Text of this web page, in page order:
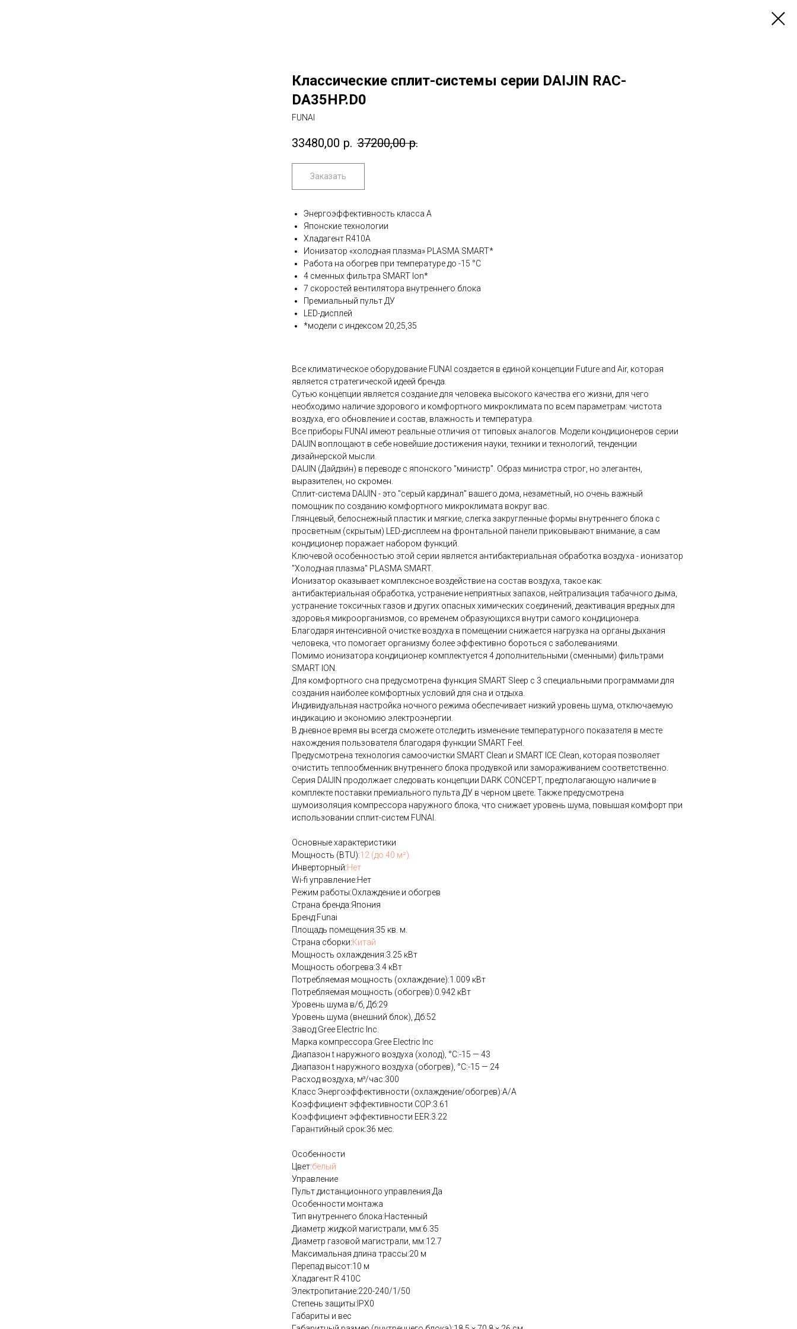
Классические сплит-системы серии DAIJIN RAC-
DA35HP.D0
FUNAI
33480,00 р. 37200,00 р.
Заказать
Энергоэффективность класса А
Японские технологии
Хладагент R410А
Ионизатор «холодная плазма» PLASMA SMART*
Работа на обогрев при температуре до -15 °С
4 сменных фильтра SMART Ion*
7 скоростей вентилятора внутреннего блока
Премиальный пульт ДУ
LED-дисплей
*модели с индексом 20,25,35
Все климатическое оборудование FUNAI создается в единой концепции Future and Air, которая
является стратегической идеей бренда.
Сутью концепции является создание для человека высокого качества его жизни, для чего
необходимо наличие здорового и комфортного микроклимата по всем параметрам: чистота
воздуха, его обновление и состав, влажность и температура.
Все приборы FUNAI имеют реальные отличия от типовых аналогов. Модели кондиционеров серии
DAIJIN воплощают в себе новейшие достижения науки, техники и технологий, тенденции
дизайнерской мысли.
DAIJIN (Дайдзи́н) в переводе с японского "министр". Образ министра строг, но элегантен,
выразителен, но скромен.
Сплит-система DAIJIN - это "серый кардинал" вашего дома, незаметный, но очень важный
помощник по созданию комфортного микроклимата вокруг вас.
Глянцевый, белоснежный пластик и мягкие, слегка закругленные формы внутреннего блока с
просветным (скрытым) LED-дисплеем на фронтальной панели приковывают внимание, а сам
кондиционер поражает набором функций.
Ключевой особенностью этой серии является антибактериальная обработка воздуха - ионизатор
"Холодная плазма" PLASMA SMART.
Ионизатор оказывает комплексное воздействие на состав воздуха, такое как:
антибактериальная обработка, устранение неприятных запахов, нейтрализация табачного дыма,
устранение токсичных газов и других опасных химических соединений, деактивация вредных для
здоровья микроорганизмов, со временем образующихся внутри самого кондиционера.
Благодаря интенсивной очистке воздуха в помещении снижается нагрузка на органы дыхания
человека, что помогает организму более эффективно бороться с заболеваниями.
Помимо ионизатора кондиционер комплектуется 4 дополнительными (сменными) фильтрами
SMART ION.
Для комфортного сна предусмотрена функция SMART Sleep с 3 специальными программами для
создания наиболее комфортных условий для сна и отдыха.
Индивидуальная настройка ночного режима обеспечивает низкий уровень шума, отключаемую
индикацию и экономию электроэнергии.
В дневное время вы всегда сможете отследить изменение температурного показателя в месте
нахождения пользователя благодаря функции SMART Feel.
Предусмотрена технология самоочистки SMART Clean и SMART ICE Clean, которая позволяет
очистить теплообменник внутреннего блока продувкой или замораживанием соответственно.
Серия DAIJIN продолжает следовать концепции DARK CONCEPT, предполагающую наличие в
комплекте поставки премиального пульта ДУ в черном цвете. Также предусмотрена
шумоизоляция компрессора наружного блока, что снижает уровень шума, повышая комфорт при
использовании сплит-систем FUNAI.
Основные характеристики
Мощность (BTU):12 (до 40 м²)
Инверторный:Нет
Wi-fi управление:Нет
Режим работы:Охлаждение и обогрев
Страна бренда:Япония
Бренд:Funai
Площадь помещения:35 кв. м.
Страна сборки:Китай
Мощность охлаждения:3.25 кВт
Мощность обогрева:3.4 кВт
Потребляемая мощность (охлаждение):1.009 кВт
Потребляемая мощность (обогрев):0.942 кВт
Уровень шума в/б, Дб:29
Уровень шума (внешний блок), Дб:52
Завод:Gree Electric Inc.
Марка компрессора:Gree Electric Inc
Диапазон t наружного воздуха (холод), °C:-15 — 43
Диапазон t наружного воздуха (обогрев), °C:-15 — 24
Расход воздуха, м³/час:300
Класс Энергоэффективности (охлаждение/обогрев):A/A
Коэффициент эффективности COP:3.61
Коэффициент эффективности EER:3.22
Гарантийный срок:36 мес.
Особенности
Цвет:белый
Управление
Пульт дистанционного управления:Да
Особенности монтажа
Тип внутреннего блока:Настенный
Диаметр жидкой магистрали, мм:6.35
Диаметр газовой магистрали, мм:12.7
Максимальная длина трассы:20 м
Перепад высот:10 м
Хладагент:R 410C
Электропитание:220-240/1/50
Степень защиты:IPX0
Габариты и вес